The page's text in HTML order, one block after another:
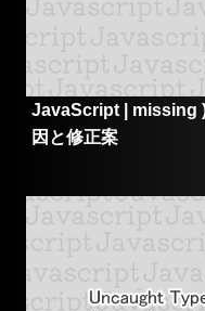
JavaScript | missing
因と修正案